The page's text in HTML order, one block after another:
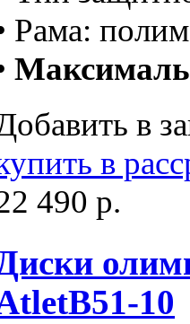
Рама:
в
в
490 р.
10